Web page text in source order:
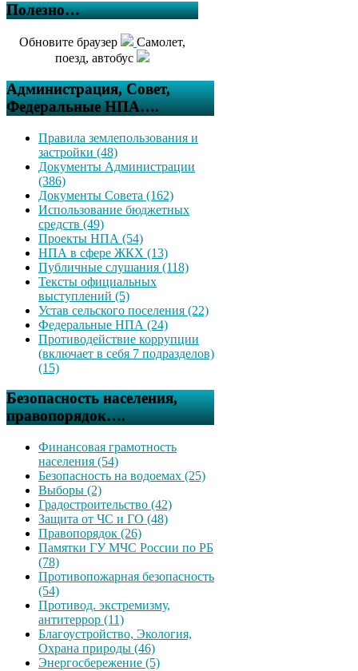
Полезно…
Обновите браузер
Самолет,
поезд, автобус
Администрация, Совет,
Федеральные НПА….
Правила землепользования и
застройки (48)
Документы Администрации
(386)
Документы Совета (162)
Использование бюджетных
средств (49)
Проекты НПА (54)
НПА в сфере ЖКХ (13)
Публичные слушания (118)
Тексты официальных
выступлений (5)
Устав сельского поселения (22)
Федеральные НПА (24)
Противодействие коррупции
(включает в себя 7 подразделов)
(15)
Безопасность населения,
правопорядок….
Финансовая грамотность
населения (54)
Безопасность на водоемах (25)
Выборы (2)
Градостроительство (42)
Защита от ЧС и ГО (48)
Правопорядок (26)
Памятки ГУ МЧС России по РБ
(78)
Противопожарная безопасность
(54)
Противод. экстремизму,
антитеррор (11)
Благоустройство, Экология,
Охрана природы (46)
Энергосбережение (5)